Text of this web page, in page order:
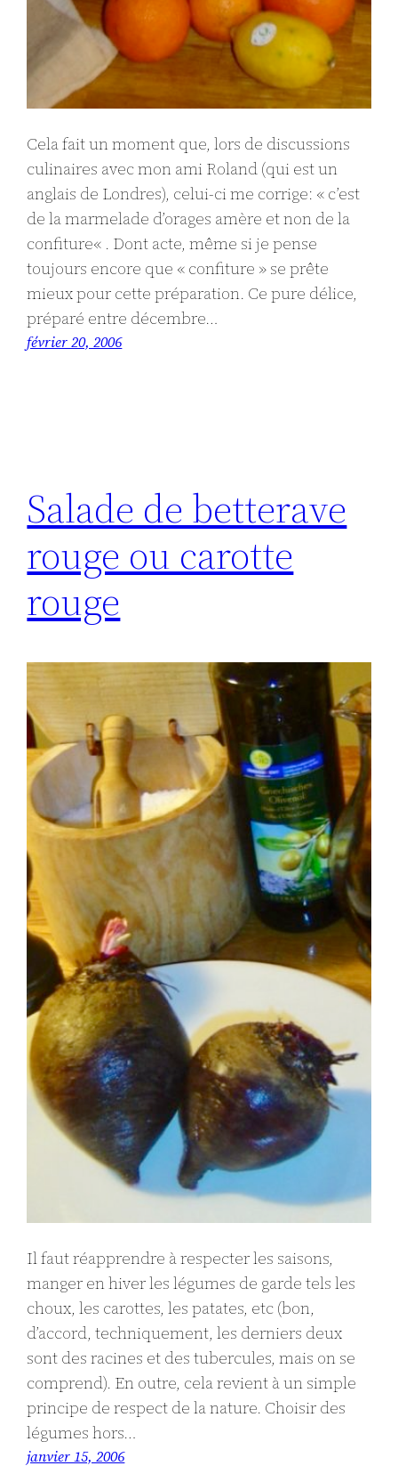
Cela fait un moment que, lors de discussions
culinaires avec mon ami Roland (qui est un
anglais de Londres), celui-ci me corrige: « c’est
de la marmelade d’orages amère et non de la
confiture« . Dont acte, même si je pense
toujours encore que « confiture » se prête
mieux pour cette préparation. Ce pure délice,
préparé entre décembre…
février 20, 2006
Salade de betterave
rouge ou carotte
rouge
Il faut réapprendre à respecter les saisons,
manger en hiver les légumes de garde tels les
choux, les carottes, les patates, etc (bon,
d’accord, techniquement, les derniers deux
sont des racines et des tubercules, mais on se
comprend). En outre, cela revient à un simple
principe de respect de la nature. Choisir des
légumes hors…
janvier 15, 2006